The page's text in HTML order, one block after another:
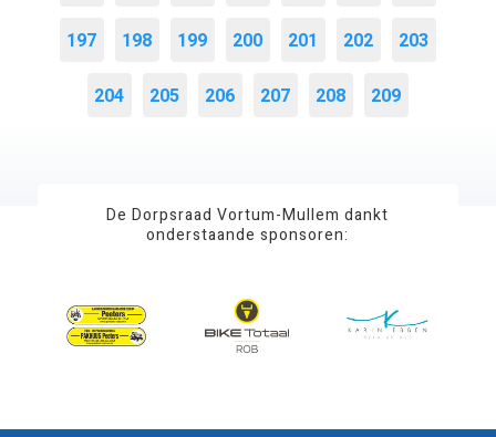
197 198 199 200 201 202 203
204 205 206 207 208 209
De Dorpsraad Vortum-Mullem dankt
onderstaande sponsoren: